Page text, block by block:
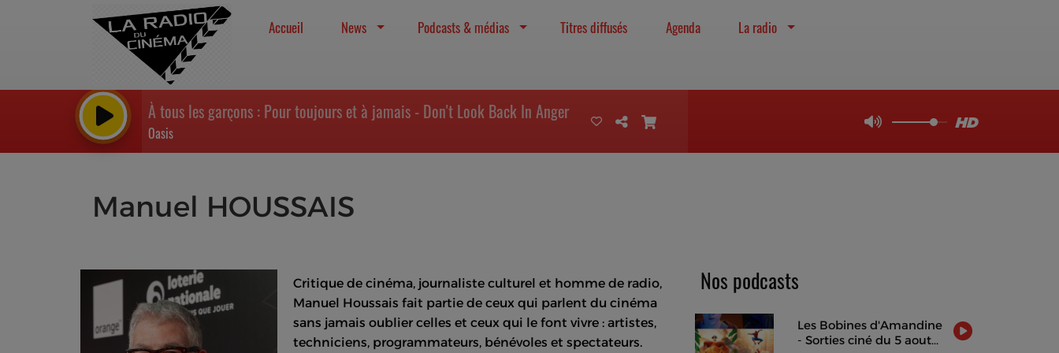
Accueil News Podcasts & médias Titres diffusés Agenda La radio
À tous les garçons : Pour toujours et à jamais - Don't Look Back In Anger
Oasis
Manuel HOUSSAIS
Critique de cinéma, journaliste culturel et homme de radio,
Manuel Houssais fait partie de ceux qui parlent du cinéma
sans jamais oublier celles et ceux qui le font vivre : artistes,
techniciens, programmateurs, bénévoles et spectateurs.
Nos podcasts
Les Bobines d'Amandine
- Sorties ciné du 5 aout